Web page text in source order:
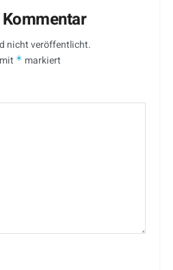
nicht veröffentlicht.
* markiert